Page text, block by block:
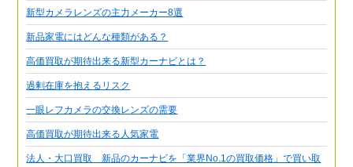
新型カメラレンズの主力メーカー8選
新品家電にはどんな種類がある？
高価買取が期待出来る新型カーナビとは？
過剰在庫を抱えるリスク
一眼レフカメラの交換レンズの需要
高価買取が期待出来る人気家電
法人・大口買取 新品のカーナビを「業界No.1の買取価格」で買い取